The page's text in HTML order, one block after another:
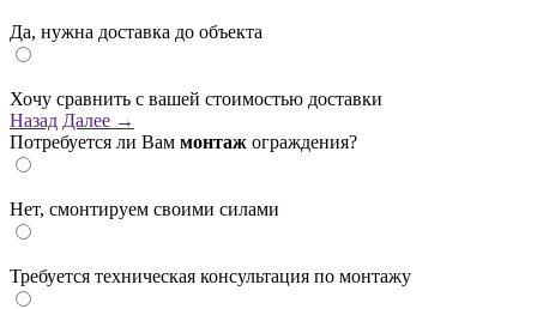
Да, нужна доставка до объекта
Хочу сравнить с вашей стоимостью доставки
Назад Далее →
Потребуется ли Вам монтаж ограждения?
Нет, смонтируем своими силами
Требуется техническая консультация по монтажу